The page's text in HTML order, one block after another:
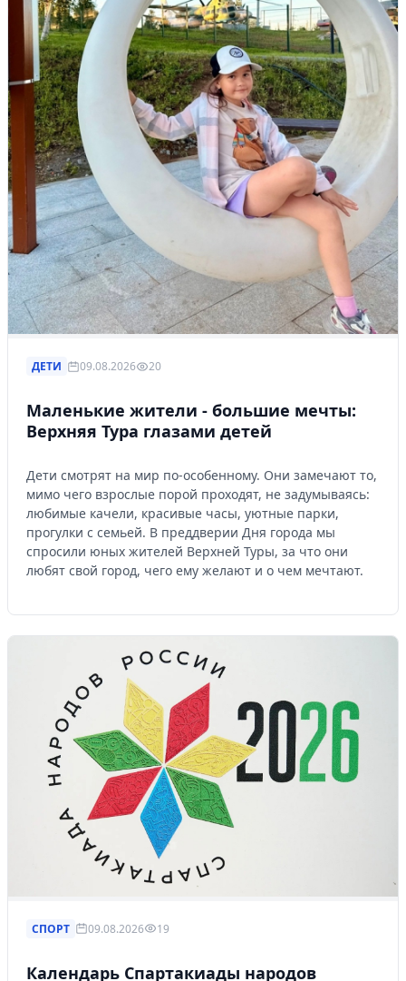
ДЕТИ 09.08.2026 20
Маленькие жители - большие мечты:
Верхняя Тура глазами детей
Дети смотрят на мир по-особенному. Они замечают то,
мимо чего взрослые порой проходят, не задумываясь:
любимые качели, красивые часы, уютные парки,
прогулки с семьей. В преддверии Дня города мы
спросили юных жителей Верхней Туры, за что они
любят свой город, чего ему желают и о чем мечтают.
СПОРТ 09.08.2026 19
Календарь Спартакиады народов